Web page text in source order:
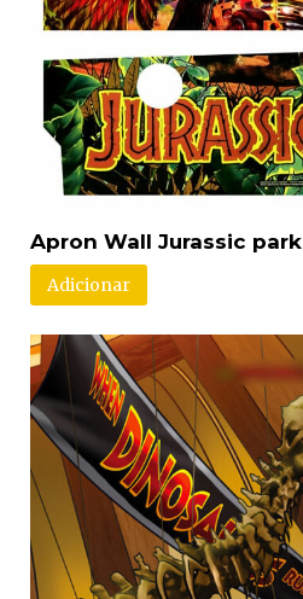
Apron Wall Jurassic park
Adicionar